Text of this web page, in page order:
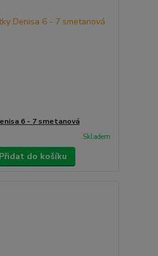
6 - 7 smetanová
Skladem
Přidat do košíku